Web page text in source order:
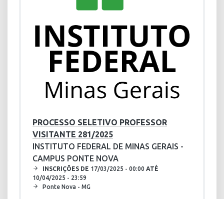
PROCESSO SELETIVO PROFESSOR
VISITANTE 281/2025
INSTITUTO FEDERAL DE MINAS GERAIS -
CAMPUS PONTE NOVA
INSCRIÇÕES DE 17/03/2025 - 00:00 ATÉ
10/04/2025 - 23:59
Ponte Nova - MG